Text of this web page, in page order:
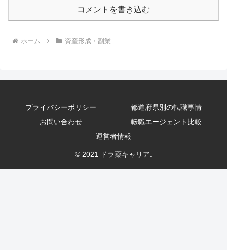
コメントを書き込む
ホーム 資産形成・副業
プライバシーポリシー
都道府県別の転職事情
お問い合わせ
転職エージェント比較
運営者情報
© 2021 ドラ薬キャリア.